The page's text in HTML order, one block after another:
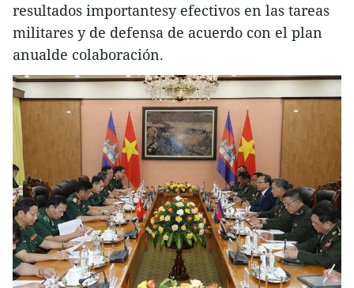
resultados importantesy efectivos en las tareas
militares y de defensa de acuerdo con el plan
anualde colaboración.